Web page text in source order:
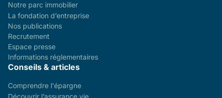
Notre parc immobilier
La fondation d’entreprise
Nos publications
Recrutement
Espace presse
Informations réglementaires
Conseils & articles
Comprendre l'épargne
Découvrir l’assurance vie